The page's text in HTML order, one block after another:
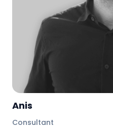
Anis
Consultant